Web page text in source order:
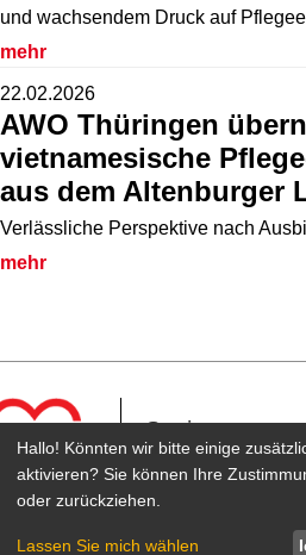
und wachsendem Druck auf
mehr
22.02.2026
AWO Thüringen
vietnamesische
aus dem Altenburger
Verlässliche Perspektive nach
mehr
in Meiningen
Hallo! Könnten wir bitte einige
aktivieren? Sie können Ihre
oder zurückziehen.
Lassen Sie mich wählen